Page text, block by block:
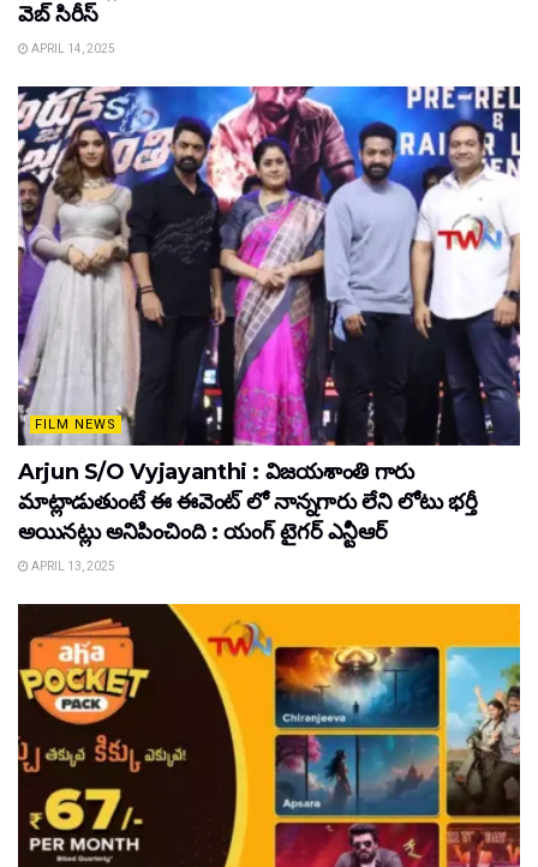
వెబ్ సిరీస్
APRIL 14, 2025
FILM NEWS
Arjun S/O Vyjayanthi : విజయశాంతి గారు
మాట్లాడుతుంటే ఈ ఈవెంట్ లో నాన్నగారు లేని లోటు భర్తీ
అయినట్లు అనిపించింది : యంగ్ టైగర్ ఎన్టీఆర్
APRIL 13, 2025